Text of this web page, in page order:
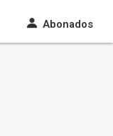
Abonados